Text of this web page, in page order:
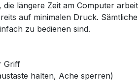
längere Zeit am Computer
auf minimalen Druck.
zu bedienen sind.
Griff
halten, Ache sperren)